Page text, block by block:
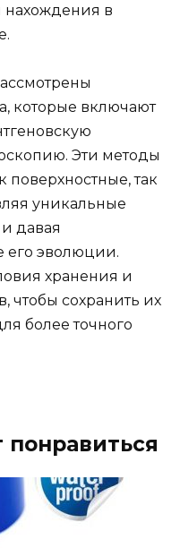
в
которые включают
Эти методы
поверхностные, так
уникальные
давая
его эволюции.
хранения и
чтобы сохранить их
более точного